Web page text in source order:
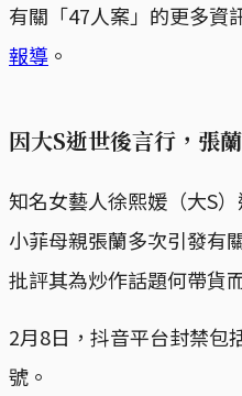
有關「47人案」的更多資
報導 。
因大S逝世後言行，張
知名女藝人徐熙媛（大S
小菲母親張蘭多次引發有
批評其為炒作話題何帶貨
2月8日，抖音平台封禁包
號。